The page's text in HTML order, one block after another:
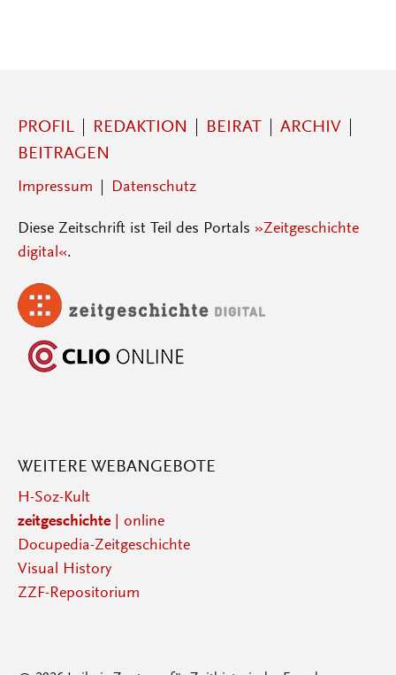
PROFIL REDAKTION BEIRAT
ARCHIV
BEITRAGEN
Impressum Datenschutz
Diese Zeitschrift ist Teil des Portals »Zeitgeschichte
digital«.
WEITERE WEBANGEBOTE
H-Soz-Kult
zeitgeschichte| online
Docupedia-Zeitgeschichte
Visual History
ZZF-Repositorium